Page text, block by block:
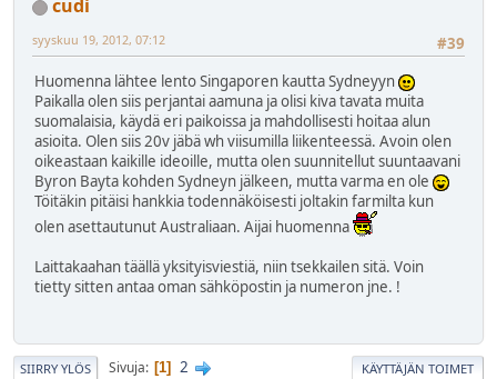
cudi
#39
syyskuu 19, 2012, 07:12
Huomenna lähtee lento Singaporen kautta Sydneyyn
Paikalla olen siis perjantai aamuna ja olisi kiva tavata muita
suomalaisia, käydä eri paikoissa ja mahdollisesti hoitaa alun
asioita. Olen siis 20v jäbä wh viisumilla liikenteessä. Avoin olen
oikeastaan kaikille ideoille, mutta olen suunnitellut suuntaavani
Byron Bayta kohden Sydneyn jälkeen, mutta varma en ole
Töitäkin pitäisi hankkia todennäköisesti joltakin farmilta kun
olen asettautunut Australiaan. Aijai huomenna
Laittakaahan täällä yksityisviestiä, niin tsekkailen sitä. Voin
tietty sitten antaa oman sähköpostin ja numeron jne. !
SIIRRY YLÖS Sivuja 1 2 KÄYTTÄJÄN TOIMET